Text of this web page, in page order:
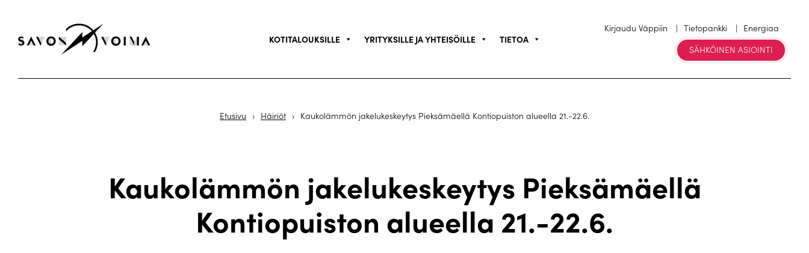
KOTITALOUKSILLE YRITYKSILLE JA YHTEISÖILLE TIETOA
Kirjaudu Väppiin Tietopankki
Energiaa
SÄHKÖINEN ASIOINTI
Etusivu › Häiriöt › Kaukolämmön jakelukeskeytys Pieksämäellä Kontiopuiston alueella 21.-22.6.
Kaukolämmön jakelukeskeytys Pieksämäellä
Kontiopuiston alueella 21.-22.6.